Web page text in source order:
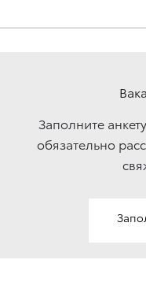
Заполните
обязательно